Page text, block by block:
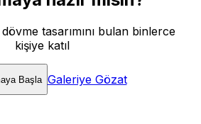
tasarımını bulan binlerce
kişiye katıl
Başla Galeriye Gözat